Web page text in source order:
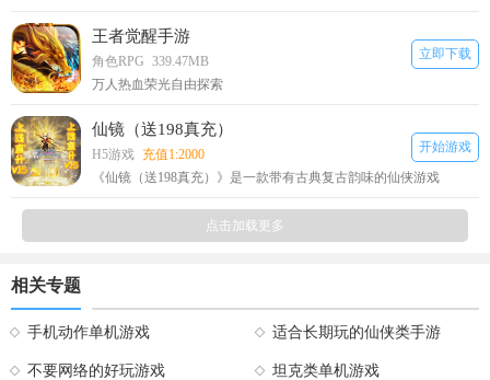
王者觉醒手游
角色RPG 339.47MB
万人热血荣光自由探索
立即下载
仙镜（送198真充）
H5游戏 充值1:2000
《仙镜（送198真充）》是一款带有古典复古韵味的仙侠游戏
开始游戏
点击加载更多
相关专题
手机动作单机游戏 适合长期玩的仙侠类手游
不要网络的好玩游戏 坦克类单机游戏